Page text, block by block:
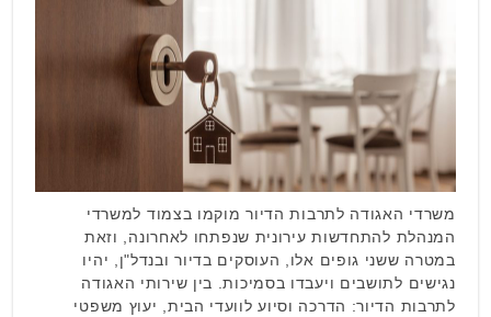
משרדי האגודה לתרבות הדיור מוקמו בצמוד למשרדי
המנהלת להתחדשות עירונית שנפתחו לאחרונה, וזאת
במטרה ששני גופים אלו, העוסקים בדיור ובנדל"ן, יהיו
נגישים לתושבים ויעבדו בסמיכות. בין שירותי האגודה
לתרבות הדיור: הדרכה וסיוע לוועדי הבית, יעוץ משפטי